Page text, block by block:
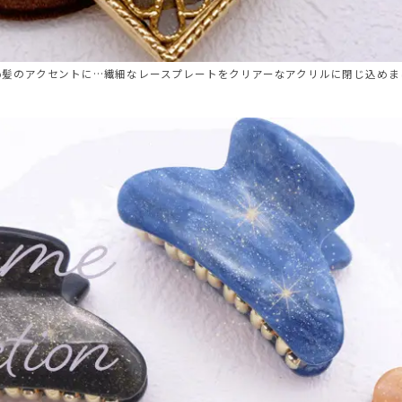
のアクセントに…繊細なレースプレートをクリアーなアクリルに閉じ込め